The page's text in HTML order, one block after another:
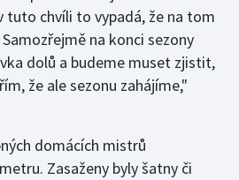
tuto chvíli to vypadá, že na tom
na konci sezony
dolů a budeme muset zjistit,
že ale sezonu zahájíme,"
domácích mistrů
Zasaženy byly šatny či